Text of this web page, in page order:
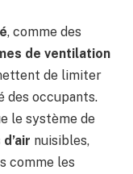
, comme des
de ventilation
de limiter
des occupants.
le système de
nuisibles,
comme les